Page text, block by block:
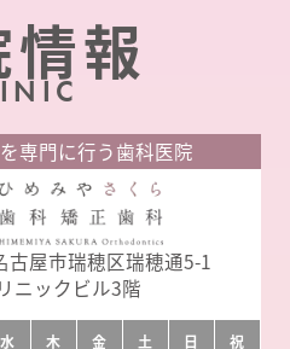
報
専門に行う歯科医院
古屋市瑞穂区瑞穂通5-1
ニックビル3階
水 木 金 土 日 祝